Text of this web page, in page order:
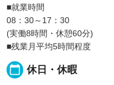
■就業時間
08：30～17：30
(実働8時間・休憩60分)
■残業月平均5時間程度
calendar_today 休日・休暇